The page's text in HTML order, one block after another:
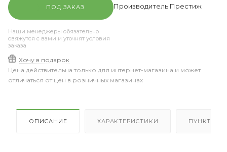
ПОД ЗАКАЗ
Наши менеджеры обязательно
свяжутся с вами и уточнят условия
заказа
Хочу в подарок
Производитель Престиж
Цена действительна только для интернет-магазина и может
отличаться от цен в розничных магазинах
ОПИСАНИЕ ХАРАКТЕРИСТИКИ ПУНКТЫ